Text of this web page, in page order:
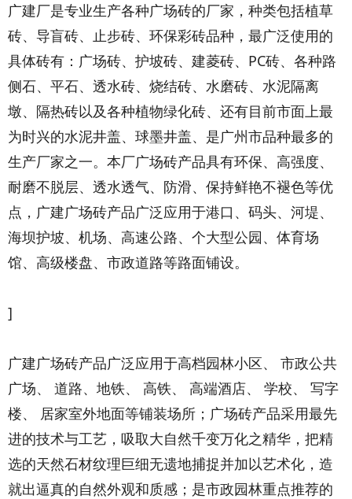
广建厂是专业生产各种广场砖的厂家，种类包括植草
砖、导盲砖、止步砖、环保彩砖品种，最广泛使用的
具体砖有：广场砖、护坡砖、建菱砖、PC砖、各种路
侧石、平石、透水砖、烧结砖、水磨砖、水泥隔离
墩、隔热砖以及各种植物绿化砖、还有目前市面上最
为时兴的水泥井盖、球墨井盖、是广州市品种最多的
生产厂家之一。本厂广场砖产品具有环保、高强度、
耐磨不脱层、透水透气、防滑、保持鲜艳不褪色等优
点，广建广场砖产品广泛应用于港口、码头、河堤、
海坝护坡、机场、高速公路、个大型公园、体育场
馆、高级楼盘、市政道路等路面铺设。
]
广建广场砖产品广泛应用于高档园林小区、 市政公共
广场、 道路、地铁、 高铁、 高端酒店、 学校、 写字
楼、 居家室外地面等铺装场所；广场砖产品采用最先
进的技术与工艺，吸取大自然千变万化之精华，把精
选的天然石材纹理巨细无遗地捕捉并加以艺术化，造
就出逼真的自然外观和质感；是市政园林重点推荐的